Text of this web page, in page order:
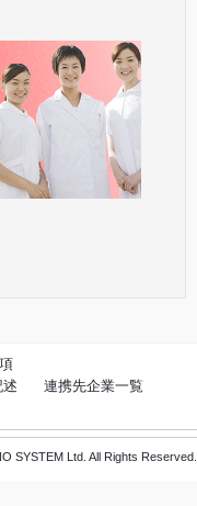
連携先企業一覧
SYSTEM Ltd. All Rights Reserved.